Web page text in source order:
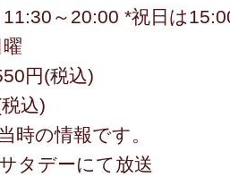
11:30～20:00 *祝日は
曜
円(税込)
込)
時の情報です。
タデーにて放送